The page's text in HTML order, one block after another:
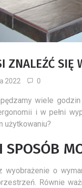
ZNALEŹĆ SIĘ
2022 0
wiele
i w pełni
użytkowaniu?
SPOSÓB
wyobrażenie o
Równie